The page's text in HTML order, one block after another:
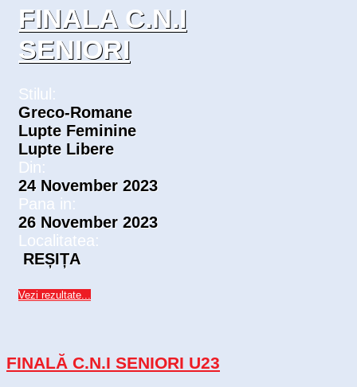
FINALA C.N.I
SENIORI
Stilul:
Greco-Romane
Lupte Feminine
Lupte Libere
Din:
24 November 2023
Pana in:
26 November 2023
Localitatea:
REȘIȚA
Vezi rezultate...
FINALĂ C.N.I SENIORI U23